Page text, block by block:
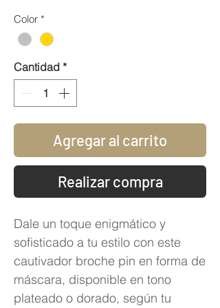
Color *
Cantidad *
Agregar al carrito
Realizar compra
Dale un toque enigmático y
sofisticado a tu estilo con este
cautivador broche pin en forma de
máscara, disponible en tono
plateado o dorado, según tu